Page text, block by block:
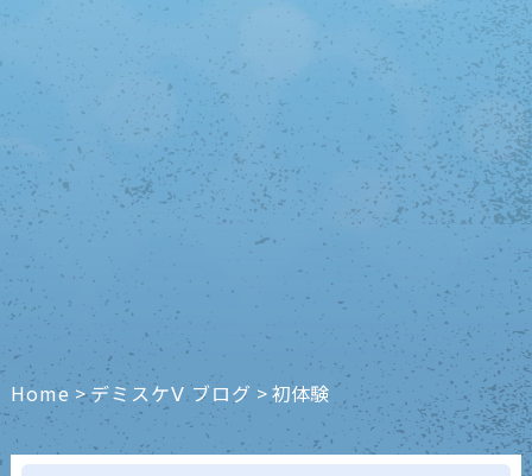
Home >デミスケⅤ ブログ >初体験